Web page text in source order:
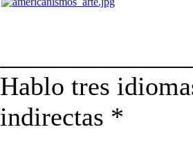
Hablo tres
indirectas *